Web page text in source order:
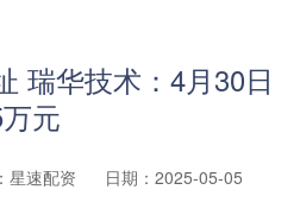
瑞华技术：4月30日
元
星速配资
日期：2025-05-05